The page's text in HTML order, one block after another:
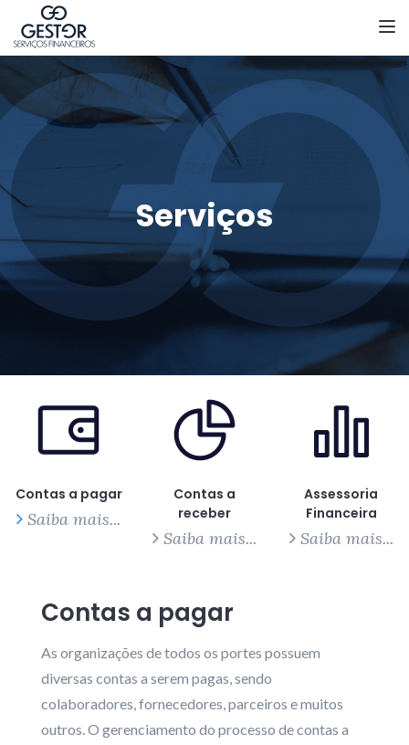
Serviços
Contas a pagar
Saiba mais...
Contas a
receber
Saiba mais...
Assessoria
Financeira
Saiba mais...
Contas a pagar
As organizações de todos os portes possuem
diversas contas a serem pagas, sendo
colaboradores, fornecedores, parceiros e muitos
outros. O gerenciamento do processo de contas a